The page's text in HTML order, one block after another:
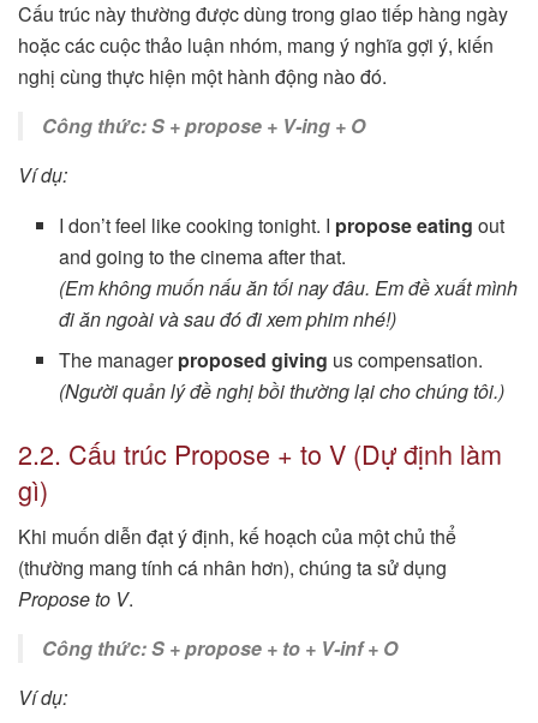
Cấu trúc này thường được dùng trong giao tiếp hàng ngày
hoặc các cuộc thảo luận nhóm, mang ý nghĩa gợi ý, kiến
nghị cùng thực hiện một hành động nào đó.
Công thức: S + propose + V-ing + O
Ví dụ:
I don’t feel like cooking tonight. I propose eating out
and going to the cinema after that.
(Em không muốn nấu ăn tối nay đâu. Em đề xuất mình
đi ăn ngoài và sau đó đi xem phim nhé!)
The managerproposed giving us compensation.
(Người quản lý đề nghị bồi thường lại cho chúng tôi.)
2.2. Cấu trúc Propose + to V (Dự định làm
gì)
Khi muốn diễn đạt ý định, kế hoạch của một chủ thể
(thường mang tính cá nhân hơn), chúng ta sử dụng
Propose to V.
Công thức: S + propose + to + V-inf + O
Ví dụ: